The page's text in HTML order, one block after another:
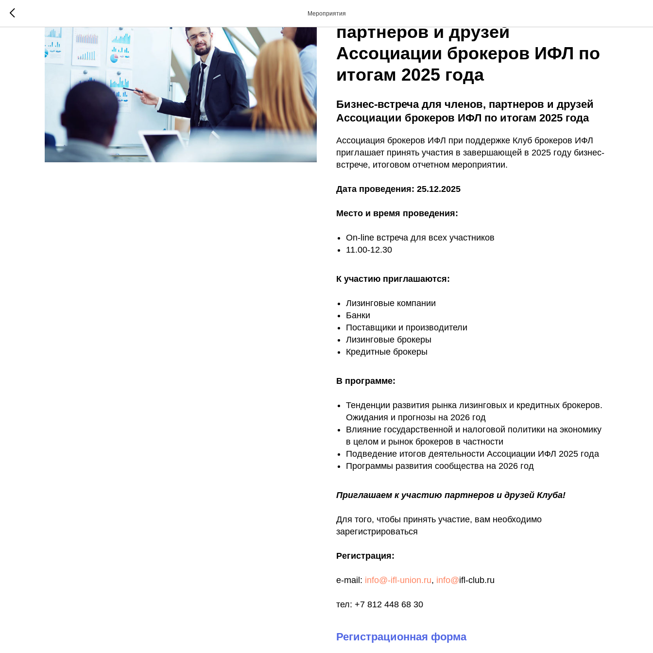
МероприятияБизнес-встреча для членов,
партнеров и друзей
Ассоциации брокеров ИФЛ по
итогам 2025 года
Бизнес-встреча для членов, партнеров и друзей
Ассоциации брокеров ИФЛ по итогам 2025 года
Ассоциация брокеров ИФЛ при поддержке Клуб брокеров ИФЛ
приглашает принять участия в завершающей в 2025 году бизнес-
встрече, итоговом отчетном мероприятии.
Дата проведения: 25.12.2025
Место и время проведения:
On-line встреча для всех участников
11.00-12.30
К участию приглашаются:
Лизинговые компании
Банки
Поставщики и производители
Лизинговые брокеры
Кредитные брокеры
В программе:
Тенденции развития рынка лизинговых и кредитных брокеров.
Ожидания и прогнозы на 2026 год
Влияние государственной и налоговой политики на экономику
в целом и рынок брокеров в частности
Подведение итогов деятельности Ассоциации ИФЛ 2025 года
Программы развития сообщества на 2026 год
Приглашаем к участию партнеров и друзей Клуба!
Для того, чтобы принять участие, вам необходимо
зарегистрироваться
Регистрация:
e-mail: info@-ifl-union.ru, info@ifl-club.ru
тел: +7 812 448 68 30
Регистрационная форма